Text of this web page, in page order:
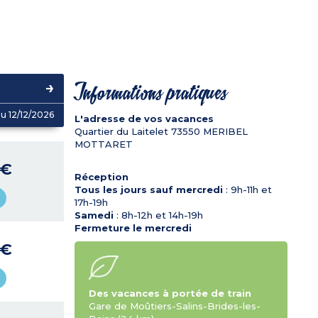
12/12/2026
Informations pratiques
L'adresse de vos vacances
Quartier du Laitelet 73550 MERIBEL
MOTTARET
Réception
Tous les jours sauf mercredi : 9h-11h et
17h-19h
Samedi : 8h-12h et 14h-19h
Fermeture le mercredi
Des vacances à portée de train
Gare de Moûtiers-Salins-Brides-les-